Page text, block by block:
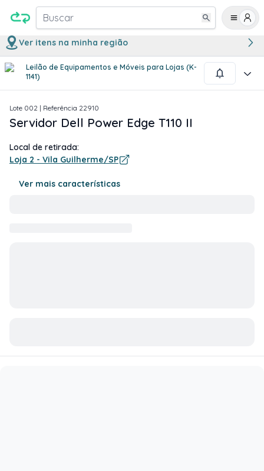
Buscar
Ver itens na minha região
Leilão de Equipamentos e Móveis para Lojas (K-
1141)
/2
Lote 002 | Referência 22910
Servidor Dell Power Edge T110 II
Local de retirada:
Loja 2 - Vila Guilherme/SP
Ver mais características